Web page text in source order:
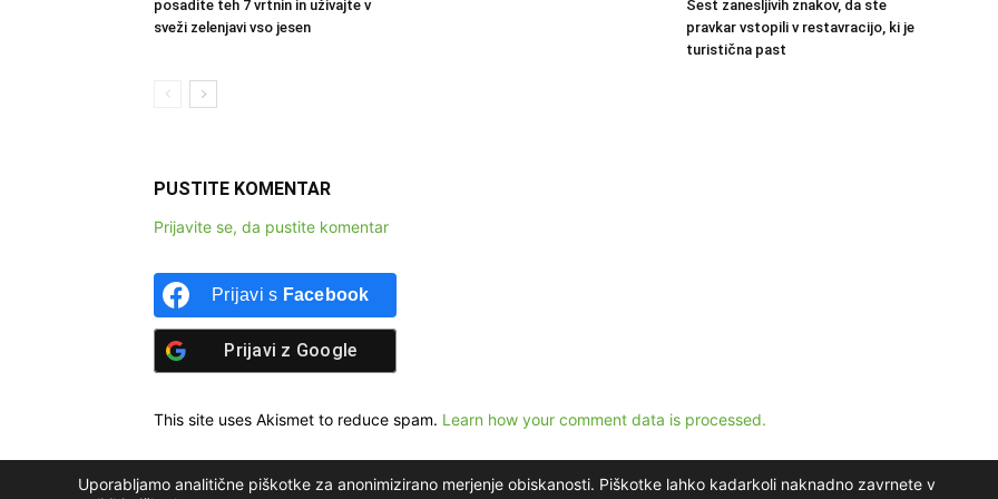
posadite teh 7 vrtnin in uživajte v
sveži zelenjavi vso jesen
Šest zanesljivih znakov, da ste
pravkar vstopili v restavracijo, ki je
turistična past
PUSTITE KOMENTAR
Prijavite se, da pustite komentar
Prijavi s Facebook
Prijavi z Google
This site uses Akismet to reduce spam. Learn how your comment data is processed.
Uporabljamo analitične piškotke za anonimizirano merjenje obiskanosti. Piškotke lahko kadarkoli naknadno zavrnete v